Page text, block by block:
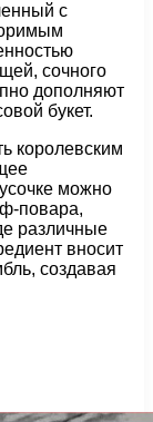
с
сочного
дополняют
букет.
королевским
можно
повара,
различные
вносит
создавая